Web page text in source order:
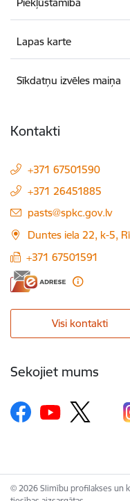
Lapas karte
Sīkdatņu izvēles maiņa
Kontakti
+371 67501590
+371 26451885
E-pasts:
pasts@spkc.gov.lv
Duntes iela 22, k-5,
+371 67501591
Visi kontakti
Sekojiet mums
© 2026 Slimību profilakses un